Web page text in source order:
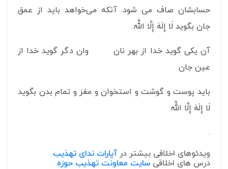
حسابشان صاف می شود. آنکه می‌خواهد باید از عمق
جان بگوید لَا إِلَهَ إِلَّا اللَّه‏.
آن یکی گوید خدا از بهر نان وان دگر گوید خدا از
عین جان
باید پوست و گوشت و استخوان و مغز و تمام بدن بگوید
لَا إِلَهَ إِلَّا اللَّه‏.
.
ویدئوهای اخلاقی بیشتر در آپارات ندای تهذیب
درس های اخلاقی سایت معاونت تهذیب حوزه